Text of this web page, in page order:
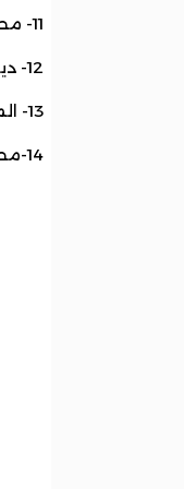
11- ⁠محمد عمر إدريسي
12- ⁠دينا كايودو،
13- ⁠المامي محمد عبد الله الغيلاني،
14-محمد امبك خيار